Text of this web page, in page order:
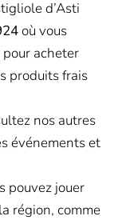
d’Asti
où vous
acheter
produits frais
nos autres
événements et
pouvez jouer
région, comme